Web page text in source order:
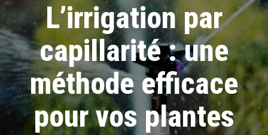
L’irrigation par
capillarité : une
méthode efficace
pour vos plantes